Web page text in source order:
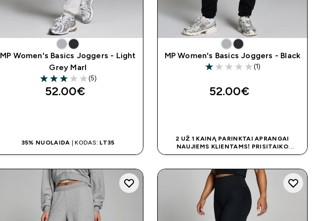
MP Women's Basics Joggers - Light
Grey Marl
3 out of 5 stars
(5)
52.00€‎
35% NUOLAIDA | KODAS: LT35
MP Women's Basics Joggers - Black
1 out of 5 stars
(1)
52.00€‎
2 UŽ 1 KAINĄ PARINKTAI APRANGAI
NAUJIEMS KLIENTAMS! PRISITAIKO
AUTOMATIŠKAI